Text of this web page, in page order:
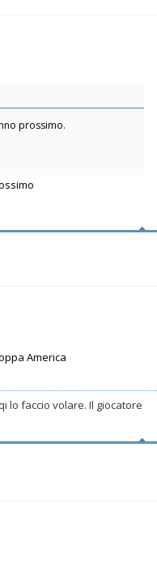
prossimo.
America
lo faccio volare. Il giocatore